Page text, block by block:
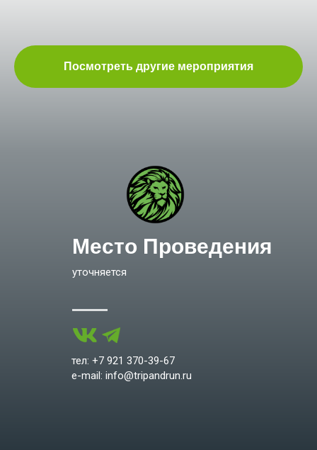
Посмотреть другие мероприятия
Место Проведения
уточняется
тел: +7 921 370-39-67
e-mail: info@tripandrun.ru